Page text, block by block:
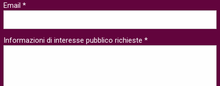
Email *
Informazioni di interesse pubblico richieste *